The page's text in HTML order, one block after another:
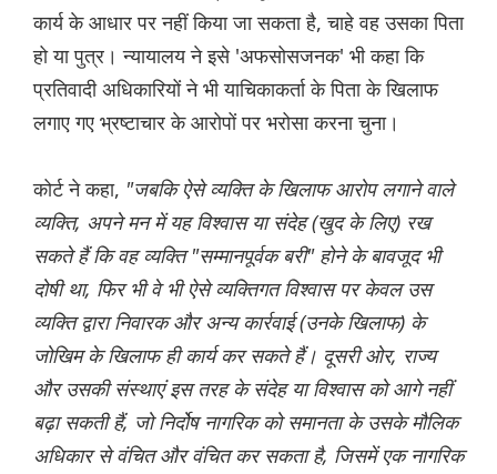
कार्य के आधार पर नहीं किया जा सकता है, चाहे वह उसका पिता
हो या पुत्र। न्यायालय ने इसे 'अफसोसजनक' भी कहा कि
प्रतिवादी अधिकारियों ने भी याचिकाकर्ता के पिता के खिलाफ
लगाए गए भ्रष्टाचार के आरोपों पर भरोसा करना चुना।
कोर्ट ने कहा, "जबकि ऐसे व्यक्ति के खिलाफ आरोप लगाने वाले
व्यक्ति, अपने मन में यह विश्वास या संदेह (खुद के लिए) रख
सकते हैं कि वह व्यक्ति "सम्मानपूर्वक बरी" होने के बावजूद भी
दोषी था, फिर भी वे भी ऐसे व्यक्तिगत विश्वास पर केवल उस
व्यक्ति द्वारा निवारक और अन्य कार्रवाई (उनके खिलाफ) के
जोखिम के खिलाफ ही कार्य कर सकते हैं। दूसरी ओर, राज्य
और उसकी संस्थाएं इस तरह के संदेह या विश्वास को आगे नहीं
बढ़ा सकती हैं, जो निर्दोष नागरिक को समानता के उसके मौलिक
अधिकार से वंचित और वंचित कर सकता है, जिसमें एक नागरिक